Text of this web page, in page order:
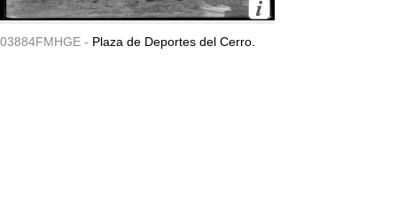
03884FMHGE - Plaza de Deportes del Cerro.